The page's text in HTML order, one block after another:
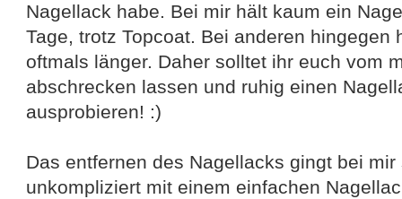
Nagellack habe. Bei mir hält kaum ein
Tage, trotz Topcoat. Bei anderen hingegen
oftmals länger. Daher solltet ihr euch vom
abschrecken lassen und ruhig einen
ausprobieren! :)
Das entfernen des Nagellacks gingt bei
unkompliziert mit einem einfachen